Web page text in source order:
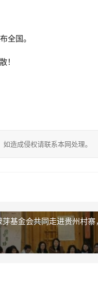
全国。
！
造成侵权请联系本网处理。
基金会共同走进贵州村寨